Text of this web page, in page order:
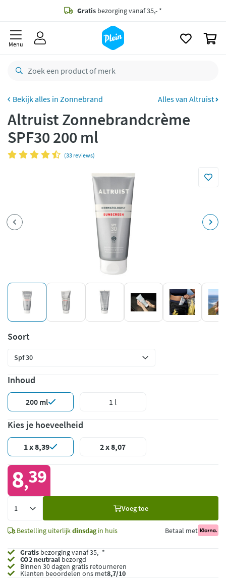
Gratis bezorging vanaf 35,- *
Bestelling uiterlijkdinsdag
retourneren
CO2 neutraal
Betaal met Klarna
Menu
Zonnebrand Alles van Altruist
Altruist Zonnebrandcrème
SPF30 200 ml
(33 reviews)
Soort
Inhoud
200 ml 1 l
Kies je hoeveelheid
1 x 8,39 2 x 8,07
8,39
Voeg toe
Bestelling uiterlijkdinsdagin huis Betaal met
Gratis bezorging vanaf 35,- *
CO2 neutraalbezorgd
Binnen 30 dagen gratis retourneren
Klanten beoordelen ons met8,7/10